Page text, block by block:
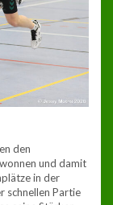
den
und damit
in der
schnellen Partie